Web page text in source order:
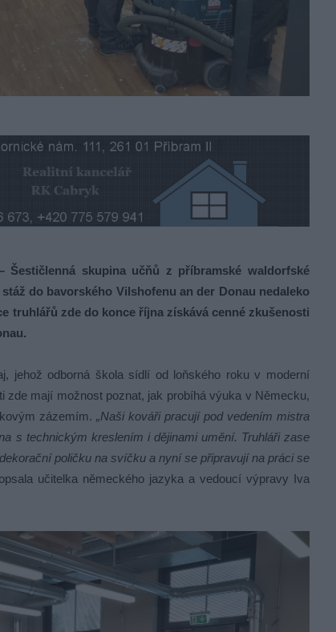
Šestičlenná skupina učňů z příbramské waldorfské
do bavorského Vilshofenu an der Donau nedaleko
truhlářů zde do konce října získává cenné zkušenosti
jehož odborná škola sídlí od loňského roku v moderní
zde mají možnost poznat, jak probíhá výuka v Německu,
zázemím.„Naši kováři pracují pod vedením mistra
s technickým kreslením i dějinami umění. Truhláři zase
poličku na svíčku a nyní se připravují na práci se
učitelka německého jazyka a vedoucí výpravy Iva